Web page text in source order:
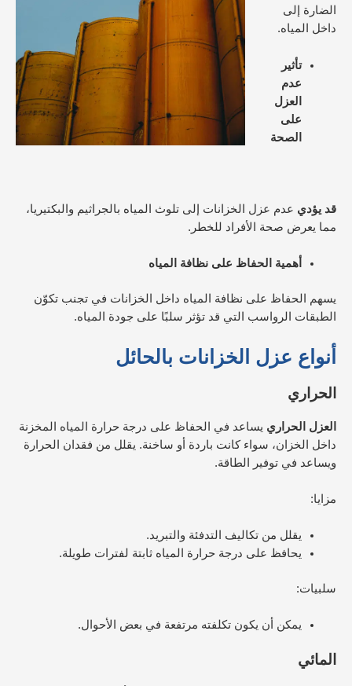
الضارة إلى
داخل المياه.
تأثير
عدم
العزل
على
الصحة
قد يؤدي عدم عزل الخزانات إلى تلوث المياه بالجراثيم والبكتيريا،
مما يعرض صحة الأفراد للخطر.
أهمية الحفاظ على نظافة المياه
يسهم الحفاظ على نظافة المياه داخل الخزانات في تجنب تكوّن
الطبقات الرواسب التي قد تؤثر سلبًا على جودة المياه.
أنواع عزل الخزانات بالحائل
الحراري
العزل الحراري يساعد في الحفاظ على درجة حرارة المياه المخزنة
داخل الخزان، سواء كانت باردة أو ساخنة. يقلل من فقدان الحرارة
ويساعد في توفير الطاقة.
مزايا:
يقلل من تكاليف التدفئة والتبريد.
يحافظ على درجة حرارة المياه ثابتة لفترات طويلة.
سلبيات:
يمكن أن يكون تكلفته مرتفعة في بعض الأحوال.
المائي